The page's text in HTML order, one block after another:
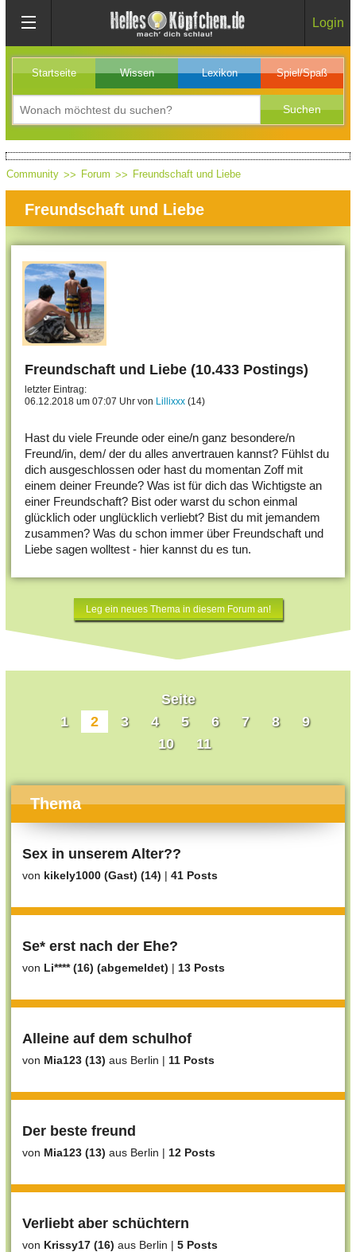
Login
Startseite Wissen Lexikon Spiel/Spaß
Community Forum Freundschaft und Liebe
Freundschaft und Liebe
Freundschaft und Liebe (10.433 Postings)
letzter Eintrag:
06.12.2018 um 07:07 Uhr von Lillixxx (14)
Hast du viele Freunde oder eine/n ganz besondere/n
Freund/in, dem/ der du alles anvertrauen kannst? Fühlst du
dich ausgeschlossen oder hast du momentan Zoff mit
einem deiner Freunde? Was ist für dich das Wichtigste an
einer Freundschaft? Bist oder warst du schon einmal
glücklich oder unglücklich verliebt? Bist du mit jemandem
zusammen? Was du schon immer über Freundschaft und
Liebe sagen wolltest - hier kannst du es tun.
Leg ein neues Thema in diesem Forum an!
Seite
1
2 3 4 5 6 7 8
9
10
11
Thema
Sex in unserem Alter??
von kikely1000 (Gast) (14) | 41 Posts
Se* erst nach der Ehe?
von Li**** (16) (abgemeldet) | 13 Posts
Alleine auf dem schulhof
von Mia123 (13) aus Berlin | 11 Posts
Der beste freund
von Mia123 (13) aus Berlin | 12 Posts
Verliebt aber schüchtern
von Krissy17 (16) aus Berlin | 5 Posts